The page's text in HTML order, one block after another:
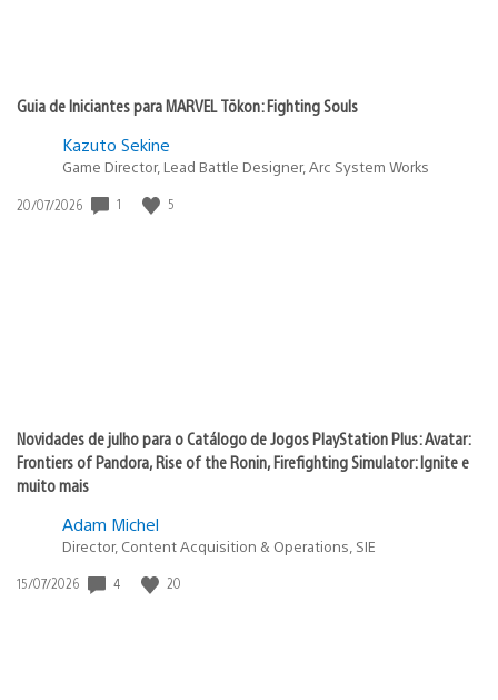
Guia de Iniciantes para MARVEL Tōkon: Fighting Souls
Kazuto Sekine
Game Director, Lead Battle Designer, Arc System Works
Data
20/07/2026 1 5
Novidades de julho para o Catálogo de Jogos PlayStation Plus: Avatar:
Frontiers of Pandora, Rise of the Ronin, Firefighting Simulator: Ignite e
muito mais
Adam Michel
Director, Content Acquisition & Operations, SIE
Data
15/07/2026 4 20